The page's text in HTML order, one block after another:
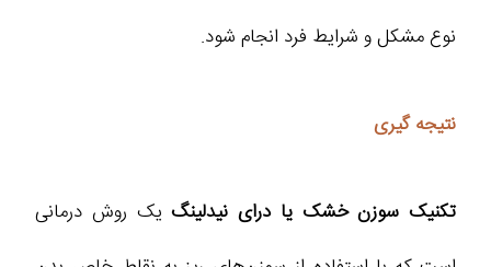
نوع مشکل و شرایط فرد انجام شود.
نتیجه گیری
تکنیک سوزن خشک یا درای نیدلینگیک روش درمانی